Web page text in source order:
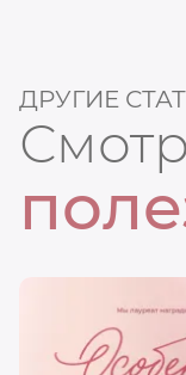
ДРУГИЕ